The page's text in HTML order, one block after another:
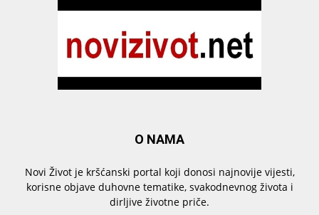
O NAMA
Novi Život je kršćanski portal koji donosi najnovije vijesti,
korisne objave duhovne tematike, svakodnevnog života i
dirljive životne priče.